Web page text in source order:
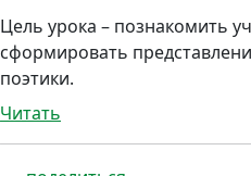
Цель урока – познакомить
сформировать
поэтики.
Читать